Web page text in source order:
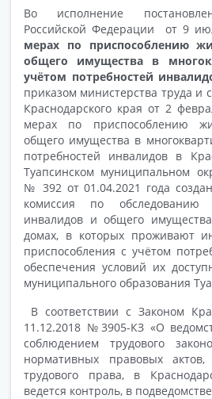
Во исполнение
Российской Федерации
от 9
мерах по приспособлению
общего имущества в
учётом потребностей
приказом министерства труда и
Краснодарского края от 2
мерах по приспособлению
общего имущества в
потребностей инвалидов в
Туапсинском муниципальном
№ 392 от 01.04.2021 года
комиссия по
инвалидов и общего
домах, в которых проживают
приспособления с учётом
обеспечения условий их
муниципального образования
В соответствии с Законом
11.12.2018 №3905-КЗ «О
соблюдением трудового
нормативных правовых
трудового права, в
ведется контроль, в